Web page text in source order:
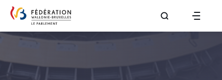
Aller à la page